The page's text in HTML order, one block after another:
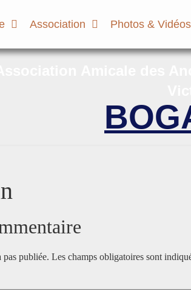
Association Photos & Vidéos
pas publiée. Les champs obligatoires sont